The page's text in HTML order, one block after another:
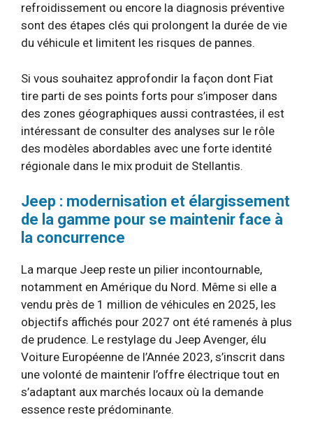
refroidissement ou encore la diagnosis préventive
sont des étapes clés qui prolongent la durée de vie
du véhicule et limitent les risques de pannes.
Si vous souhaitez approfondir la façon dont Fiat
tire parti de ses points forts pour s’imposer dans
des zones géographiques aussi contrastées, il est
intéressant de consulter des analyses sur le rôle
des modèles abordables avec une forte identité
régionale dans le mix produit de Stellantis.
Jeep : modernisation et élargissement
de la gamme pour se maintenir face à
la concurrence
La marque Jeep reste un pilier incontournable,
notamment en Amérique du Nord. Même si elle a
vendu près de 1 million de véhicules en 2025, les
objectifs affichés pour 2027 ont été ramenés à plus
de prudence. Le restylage du Jeep Avenger, élu
Voiture Européenne de l’Année 2023, s’inscrit dans
une volonté de maintenir l’offre électrique tout en
s’adaptant aux marchés locaux où la demande
essence reste prédominante.